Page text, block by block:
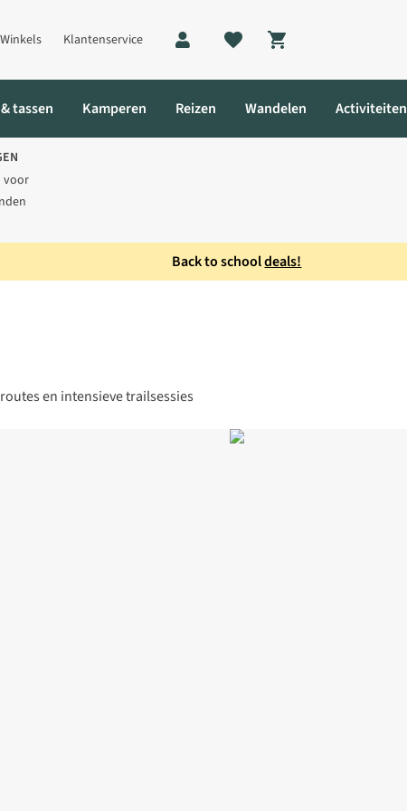
Winkels Klantenservice
Shopping cart
tassen Kamperen Reizen Wandelen Activiteiten
voor
Back to schooldeals!
en intensieve trailsessies